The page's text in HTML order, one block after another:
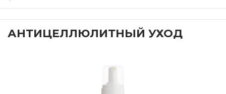
АНТИЦЕЛЛЮЛИТНЫЙ УХОД